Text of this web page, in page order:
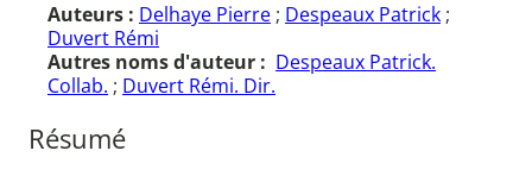
Auteurs : Delhaye Pierre ; Despeaux Patrick ;
Duvert Rémi
Autres noms d'auteur : Despeaux Patrick.
Collab. ; Duvert Rémi. Dir.
Résumé